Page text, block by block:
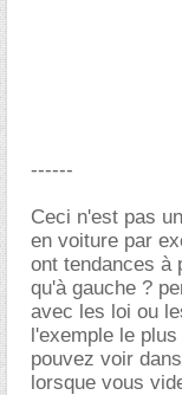
------
Ceci n'est pas
en voiture par
ont tendances à
qu'à gauche ?
avec les loi ou
l'exemple le
pouvez voir
lorsque vous